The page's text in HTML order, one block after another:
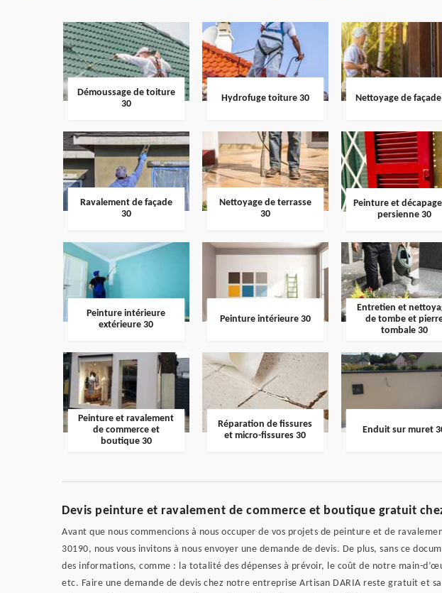
Démoussage de toiture
30
Hydrofuge toiture 30 Nettoyage de
Ravalement de façade
30
Nettoyage de terrasse
30
Peinture et
persienne 30
Peinture intérieure
extérieure 30
Peinture intérieure 30
Entretien et
de tombe et
tombale 30
Peinture et ravalement
de commerce et
boutique 30
Réparation de fissures
et micro-fissures 30
Enduit sur muret
Devis peinture et ravalement de commerce et boutique gratuit
Avant que nous commencions à nous occuper de vos projets de peinture et de
30190, nous vous invitons à nous envoyer une demande de devis. De plus, sans ce
des informations, comme : la totalité des dépenses à prévoir, le coût de notre main-
etc. Faire une demande de devis chez notre entreprise Artisan DARIA reste gratuit et